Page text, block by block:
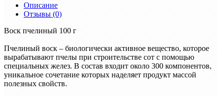
Описание
Отзывы (0)
Воск пчелиный 100 г
Пчелиный воск – биологически активное вещество, которое
вырабатывают пчелы при строительстве сот с помощью
специальных желез. В состав входит около 300 компонентов,
уникальное сочетание которых наделяет продукт массой
полезных свойств.